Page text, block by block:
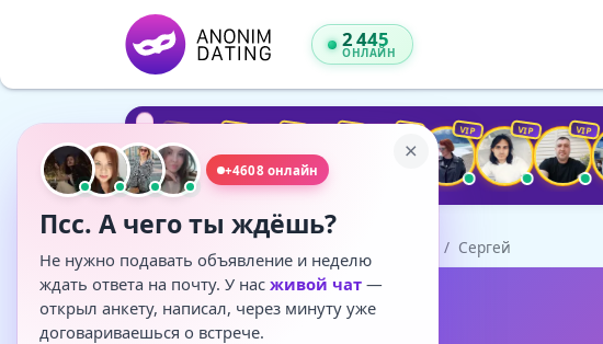
2 445
ОНЛАЙН
+4608 онлайн
Псс. А чего ты ждёшь?
Не нужно подавать объявление и неделю
ждать ответа на почту. У нас живой чат —
открыл анкету, написал, через минуту уже
договариваешься о встрече.
VIP
VIP VIP VIP VIP
Сергей